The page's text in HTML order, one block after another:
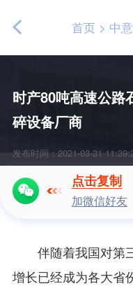
首页> 中
时产80吨高速公路
碎设备厂商
发布时间：2021-03-31
点击复制
加微信好友
伴随着我国对第
增长已经成为各大省